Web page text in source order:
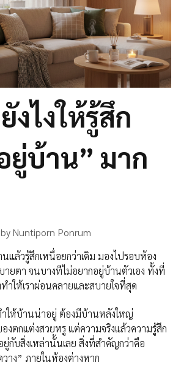
ไงให้รู้สึก
ยู่บ้าน” มาก
byNuntiporn Ponrum
แล้วรู้สึกเหนื่อยกว่าเดิม มองไปรอบห้อง
ายตา จนบางทีไม่อยากอยู่บ้านตัวเอง ทั้งที่
ให้เราผ่อนคลายและสบายใจที่สุด
ให้บ้านน่าอยู่ ต้องมีบ้านหลังใหญ่
งตกแต่งสวยหรู แต่ความจริงแล้วความรู้สึก
กับสิ่งเหล่านั้นเลย สิ่งที่สำคัญกว่าคือ
วาง” ภายในห้องต่างหาก